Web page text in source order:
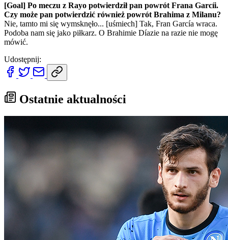
[Goal] Po meczu z Rayo potwierdził pan powrót Frana Garcíi.
Czy może pan potwierdzić również powrót Brahima z Milanu?
Nie, tamto mi się wymsknęło... [uśmiech] Tak, Fran García wraca.
Podoba nam się jako piłkarz. O Brahimie Díazie na razie nie mogę
mówić.
Udostępnij:
Ostatnie aktualności